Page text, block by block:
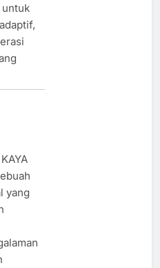
untuk
yang